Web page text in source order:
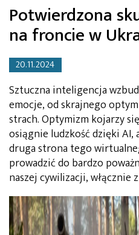
Potwierdzona
na froncie w
20.11.2024
Sztuczna inteligencja
emocje, od skrajnego
strach. Optymizm kojarzy
osiągnie ludzkość dzięki
druga strona tego
prowadzić do bardzo
naszej cywilizacji, włącznie